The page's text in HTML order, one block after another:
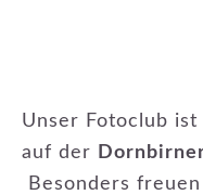
Unser Fotoclub
auf der
Besonders